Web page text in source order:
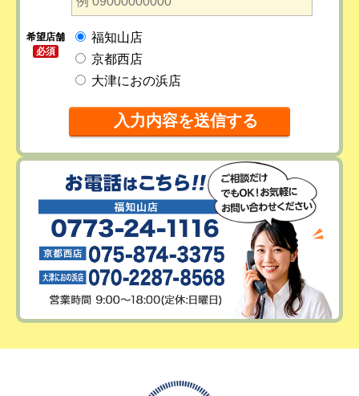
希望店舗
必須
福知山店
京都西店
大津におの浜店